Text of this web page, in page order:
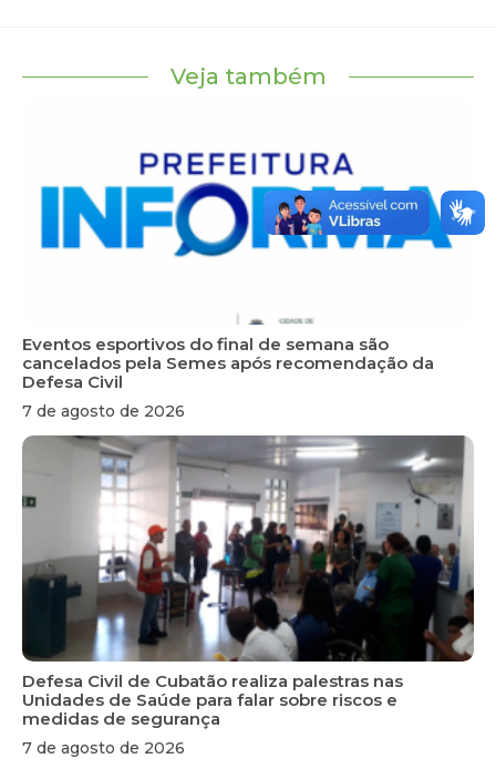
Veja também
Eventos esportivos do final de semana são
cancelados pela Semes após recomendação da
Defesa Civil
7 de agosto de 2026
Defesa Civil de Cubatão realiza palestras nas
Unidades de Saúde para falar sobre riscos e
medidas de segurança
7 de agosto de 2026